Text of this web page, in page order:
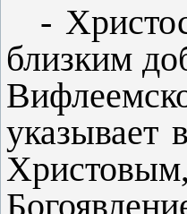
-
близким
указывает